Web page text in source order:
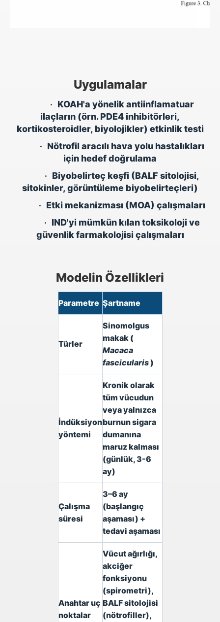
Uygulamalar
• KOAH'a yönelik antiinflamatuar
ilaçların (örn. PDE4 inhibitörleri,
kortikosteroidler, biyolojikler) etkinlik testi
• Nötrofil aracılı hava yolu hastalıkları
için hedef doğrulama
• Biyobelirteç keşfi (BALF sitolojisi,
sitokinler, görüntüleme biyobelirteçleri)
• Etki mekanizması (MOA) çalışmaları
• IND'yi mümkün kılan toksikoloji ve
güvenlik farmakolojisi çalışmaları
Modelin Özellikleri
Parametre Şartname
Türler
Sinomolgus
makak (
Macaca
fascicularis)
İndüksiyon
yöntemi
Kronik olarak
tüm vücudun
veya yalnızca
burnun sigara
dumanına
maruz kalması
(günlük, 3-6
ay)
Çalışma
süresi
3–6 ay
(başlangıç ​​
aşaması) +
tedavi aşaması
Anahtar uç
noktalar
Vücut ağırlığı,
akciğer
fonksiyonu
(spirometri),
BALF sitolojisi
(nötrofiller),